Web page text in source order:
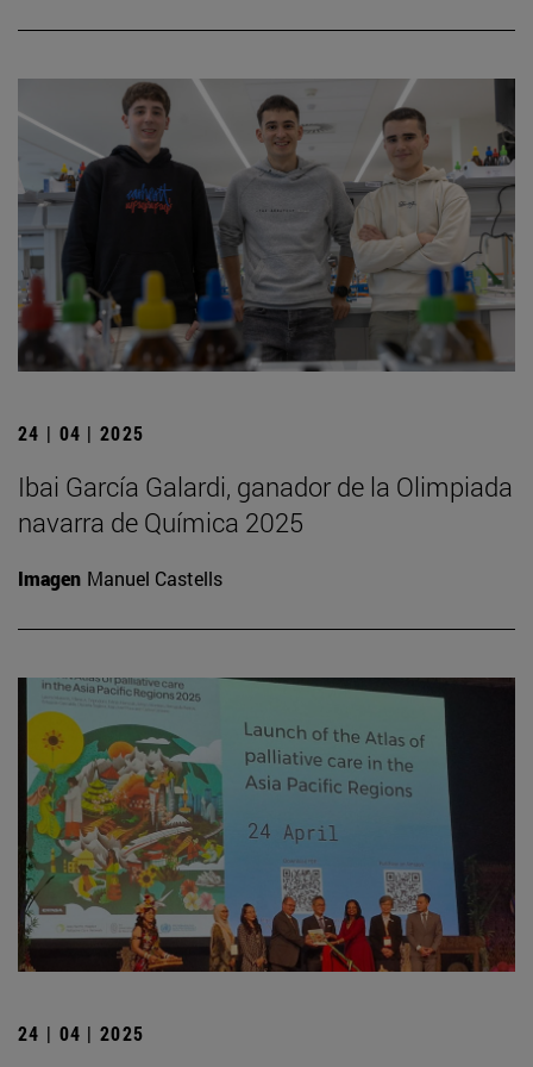
24 | 04 | 2025
Ibai García Galardi, ganador de la Olimpiada
navarra de Química 2025
Imagen Manuel Castells
24 | 04 | 2025